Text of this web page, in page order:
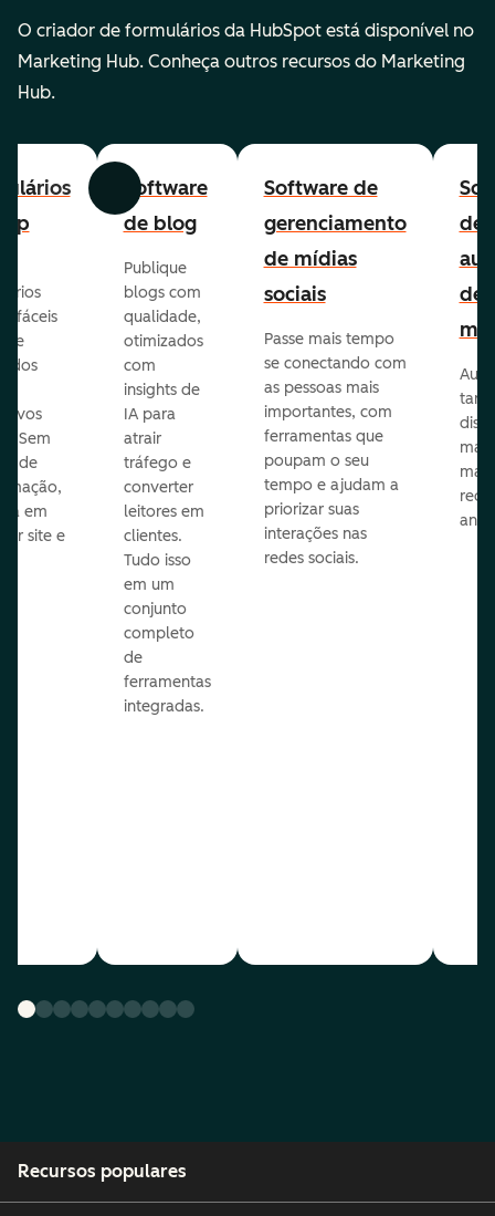
O criador de formulários da HubSpot está disponível no
Marketing Hub. Conheça outros recursos do Marketing
Hub.
Anterior Avançar
fáceis
e
Sem
de
em
site e
Software
de blog
Publique
blogs com
qualidade,
otimizados
com
insights de
IA para
atrair
tráfego e
converter
leitores em
clientes.
Tudo isso
em um
conjunto
completo
de
ferramentas
integradas.
Software de
gerenciamento
de mídias
sociais
Passe mais tempo
se conectando com
as pessoas mais
importantes, com
ferramentas que
poupam o seu
tempo e ajudam a
priorizar suas
interações nas
redes sociais.
de
de
mail
Recursos populares